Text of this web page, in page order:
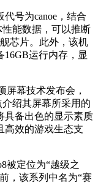
号为canoe，结合
性能数据，可以推断
芯片。此外，该机
16GB运行内存，显
屏幕技术发布会，
绍其屏幕所采用的
具备出色的显示素质
高效的游戏生态支
被定位为“越级之
，该系列中名为“赛